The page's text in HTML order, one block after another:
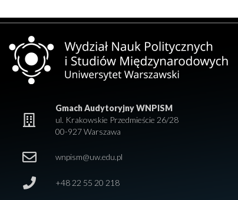
Gmach Audytoryjny WNPISM
ul. Krakowskie Przedmieście 26/28
00-927 Warszawa
wnpism@uw.edu.pl
+48 22 55 20 218